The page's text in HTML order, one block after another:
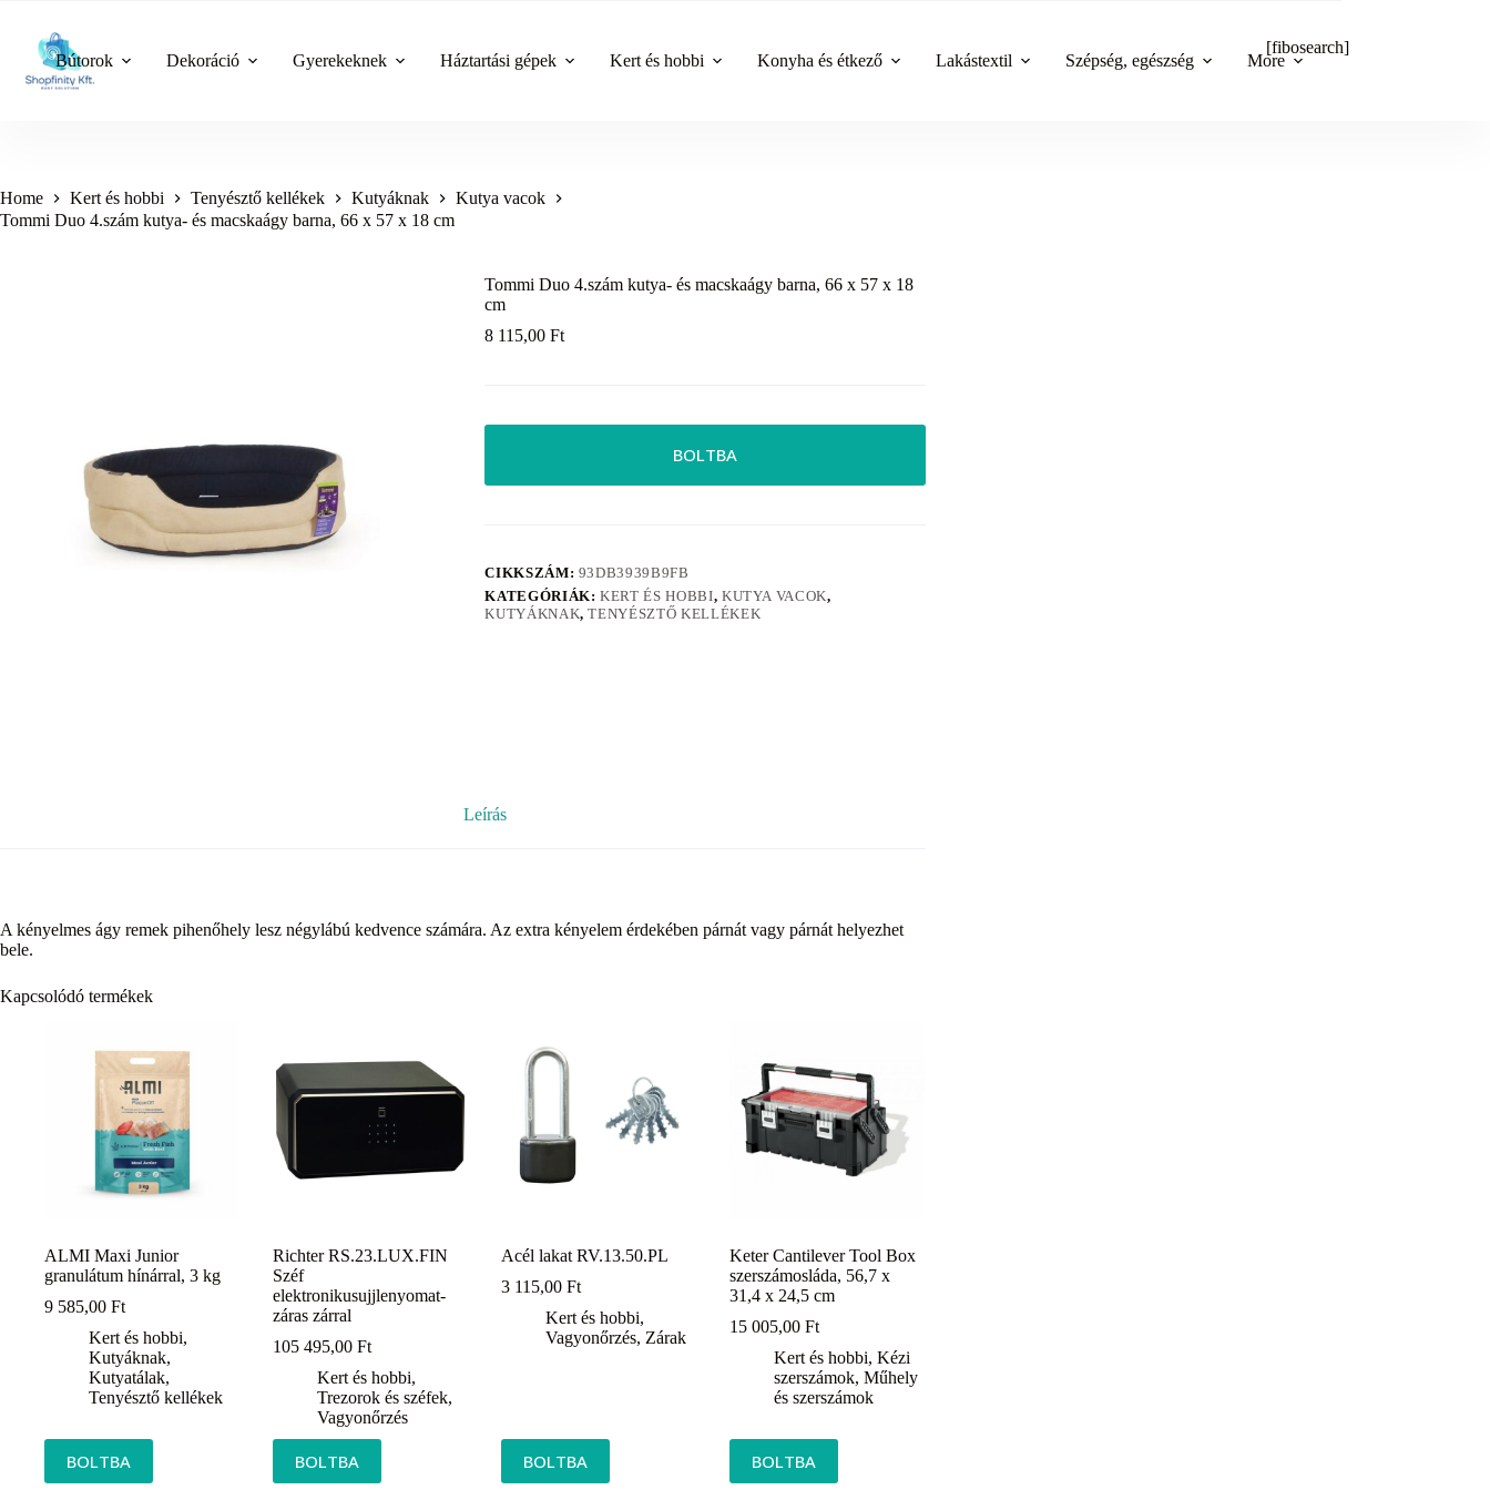
content
Bútorok Dekoráció Gyerekeknek Háztartási gépek Kert és hobbi Konyha és étkező Lakástextil Szépség, egészség More
[fibosearch]
Home Kert és hobbi Tenyésztő kellékek Kutyáknak
Kutya vacok
Tommi Duo 4.szám kutya- és macskaágy barna, 66 x 57 x 18 cm
Tommi Duo 4.szám kutya- és macskaágy barna, 66 x 57 x 18
cm
8 115,00Ft
BOLTBA
CIKKSZÁM: 93DB3939B9FB
KATEGÓRIÁK:KERT ÉS HOBBI, KUTYA VACOK,
KUTYÁKNAK,TENYÉSZTŐ KELLÉKEK
Leírás
A kényelmes ágy remek pihenőhely lesz négylábú kedvence számára. Az extra kényelem érdekében párnát vagy párnát helyezhet
bele.
Kapcsolódó termékek
ALMI Maxi Junior
granulátum hínárral, 3 kg
9 585,00 Ft
Kert és hobbi,
Kutyáknak,
Kutyatálak,
Tenyésztő kellékek
BOLTBA
Richter RS.23.LUX.FIN
Széf
elektronikusujjlenyomat-
záras zárral
105 495,00Ft
Kert és hobbi,
Trezorok és széfek,
Vagyonőrzés
BOLTBA
Acél lakat RV.13.50.PL
3 115,00Ft
Kert és hobbi,
Vagyonőrzés, Zárak
BOLTBA
Keter Cantilever Tool Box
szerszámosláda, 56,7 x
31,4 x 24,5 cm
15 005,00Ft
Kert és hobbi,Kézi
szerszámok,Műhely
és szerszámok
BOLTBA